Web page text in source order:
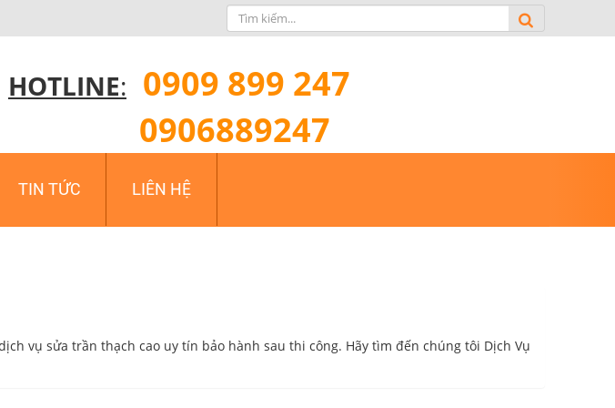
HOTLINE: 0909 899 247
0906889247
TIN TỨC LIÊN HỆ
vụ sửa trần thạch cao uy tín bảo hành sau thi công. Hãy tìm đến chúng tôi Dịch Vụ